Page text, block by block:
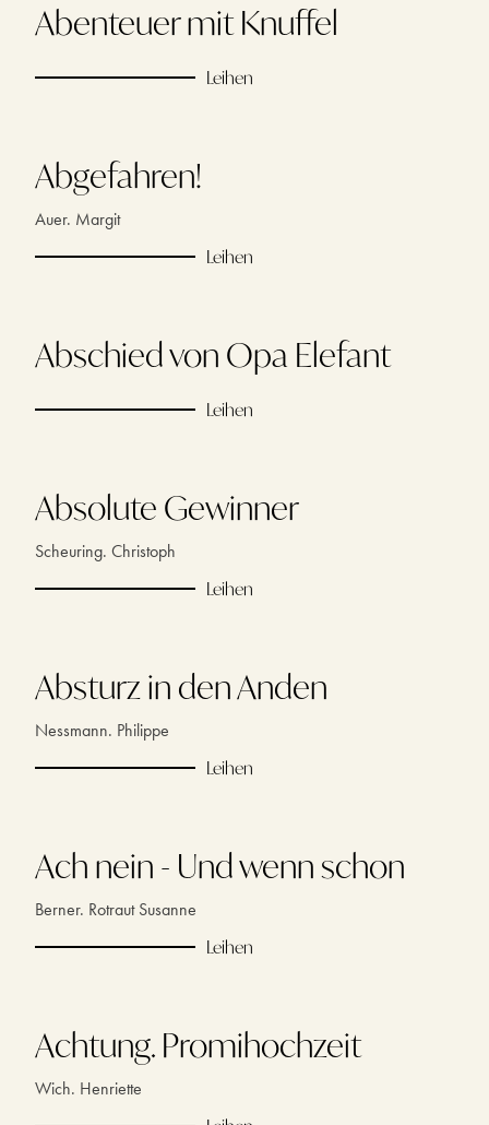
Abenteuer mit Knuffel
Leihen
Abgefahren!
Auer. Margit
Leihen
Abschied von Opa Elefant
Leihen
Absolute Gewinner
Scheuring. Christoph
Leihen
Absturz in den Anden
Nessmann. Philippe
Leihen
Ach nein - Und wenn schon
Berner. Rotraut Susanne
Leihen
Achtung. Promihochzeit
Wich. Henriette